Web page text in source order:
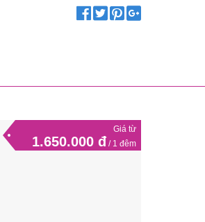
Giá từ
1.650.000 đ / 1 đêm